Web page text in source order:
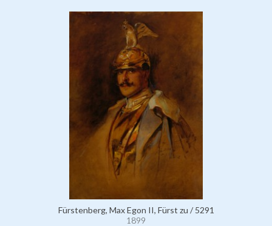
Fürstenberg, Max Egon II, Fürst zu / 5291
1899